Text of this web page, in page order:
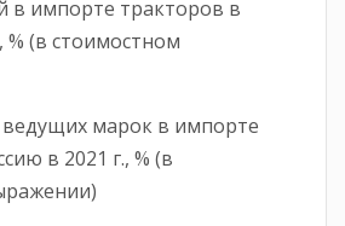
в импорте тракторов в
% (в стоимостном
ведущих марок в импорте
в 2021 г., % (в